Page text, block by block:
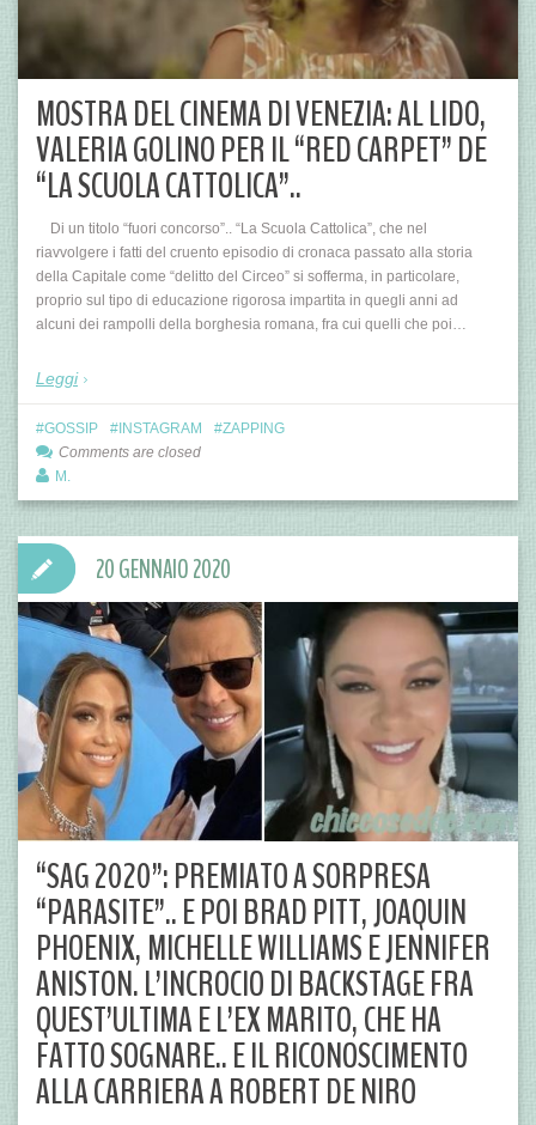
MOSTRA DEL CINEMA DI VENEZIA: AL LIDO,
VALERIA GOLINO PER IL “RED CARPET” DE
“LA SCUOLA CATTOLICA”..
Di un titolo “fuori concorso”.. “La Scuola Cattolica”, che nel
riavvolgere i fatti del cruento episodio di cronaca passato alla storia
della Capitale come “delitto del Circeo” si sofferma, in particolare,
proprio sul tipo di educazione rigorosa impartita in quegli anni ad
alcuni dei rampolli della borghesia romana, fra cui quelli che poi…
Leggi
GOSSIP INSTAGRAM
ZAPPING
Comments are closed
M.
“SAG 2020”: PREMIATO A SORPRESA
“PARASITE”.. E POI BRAD PITT, JOAQUIN
PHOENIX, MICHELLE WILLIAMS E JENNIFER
ANISTON. L’INCROCIO DI BACKSTAGE FRA
QUEST’ULTIMA E L’EX MARITO, CHE HA
FATTO SOGNARE.. E IL RICONOSCIMENTO
ALLA CARRIERA A ROBERT DE NIRO
20 GENNAIO 2020